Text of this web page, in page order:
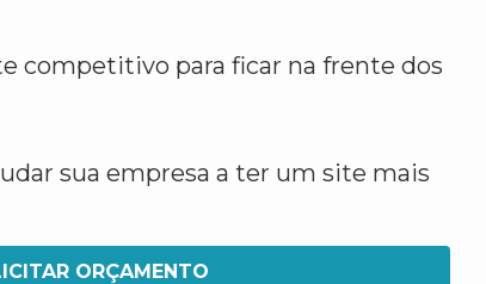
competitivo para ficar na frente dos
sua empresa a ter um site mais
ORÇAMENTO